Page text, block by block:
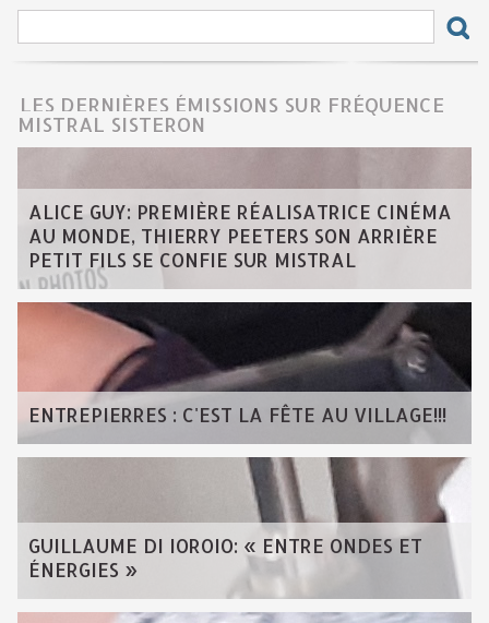
LES DERNIÈRES ÉMISSIONS SUR FRÉQUENCE
MISTRAL SISTERON
ALICE GUY: PREMIÈRE RÉALISATRICE CINÉMA
AU MONDE, THIERRY PEETERS SON ARRIÈRE
PETIT FILS SE CONFIE SUR MISTRAL
ENTREPIERRES : C'EST LA FÊTE AU VILLAGE!!!
GUILLAUME DI IOROIO: « ENTRE ONDES ET
ÉNERGIES »